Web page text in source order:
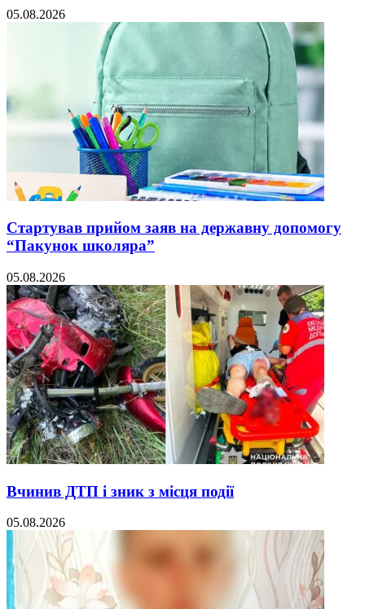
05.08.2026
Стартував прийом заяв на державну допомогу
“Пакунок школяра”
05.08.2026
Вчинив ДТП і зник з місця події
05.08.2026